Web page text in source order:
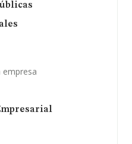
empresa